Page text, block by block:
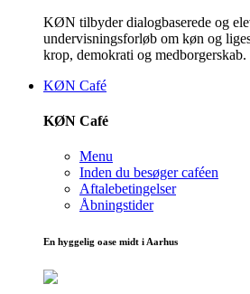
KØN tilbyder dialogbaserede og
undervisningsforløb om køn og
krop, demokrati og medborgerskab.
KØN Café
KØN Café
Menu
Inden du besøger caféen
Aftalebetingelser
Åbningstider
En hyggelig oase midt i Aarhus